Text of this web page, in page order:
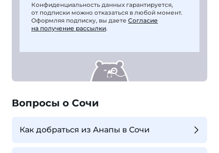
Конфиденциальность данных гарантируется,
от подписки можно отказаться в любой момент.
Оформляя подписку, вы даете Согласие
на получение рассылки.
Вопросы о Сочи
Как добраться из Анапы в Сочи